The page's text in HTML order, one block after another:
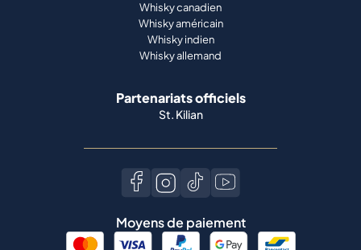
Whisky canadien
Whisky américain
Whisky indien
Whisky allemand
Partenariats officiels
St. Kilian
Moyens de paiement